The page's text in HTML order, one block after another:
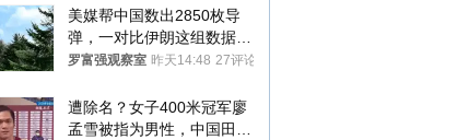
美媒帮中国数出2850枚导
弹，一对比伊朗这组数据，
发现出大事了
罗富强观察室 昨天14:48 27评论
遭除名？女子400米冠军廖
孟雪被指为男性，中国田协